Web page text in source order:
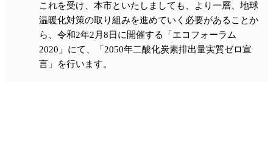
これを受け、本市といたしましても、より一層、地球
温暖化対策の取り組みを進めていく必要があることか
ら、令和2年2月8日に開催する「エコフォーラム
2020」にて、「2050年二酸化炭素排出量実質ゼロ宣
言」を行います。